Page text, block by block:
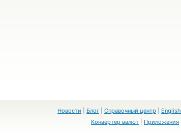
Новости Блог Справочный центр English
Конвертер валют
Приложения